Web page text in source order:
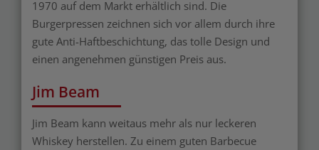
1970 auf dem Markt erhältlich sind. Die
Burgerpressen zeichnen sich vor allem durch ihre
gute Anti-Haftbeschichtung, das tolle Design und
einen angenehmen günstigen Preis aus.
Jim Beam
Jim Beam kann weitaus mehr als nur leckeren
Whiskey herstellen. Zu einem guten Barbecue